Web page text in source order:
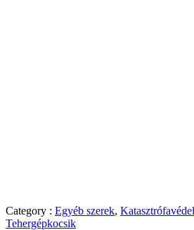
Category : Egyéb szerek,
Tehergépkocsik